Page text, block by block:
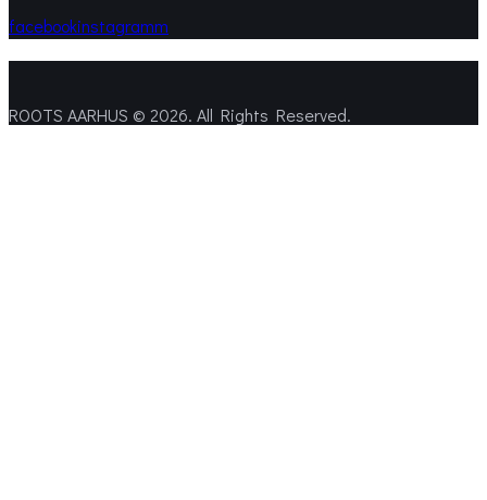
facebookinstagramm
ROOTS AARHUS © 2026. All Rights Reserved.